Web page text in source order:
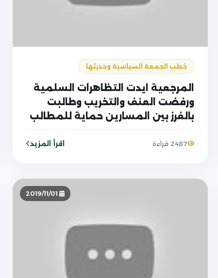
خطب الجمعة السياسية وحديثها
المرجعية ايدت التظاهرات السلمية
ورفضت العنف والتخريب وطالبت
بالفرز بين المسارين حماية للمطالب
2487 قراءة اقرأ المزيد